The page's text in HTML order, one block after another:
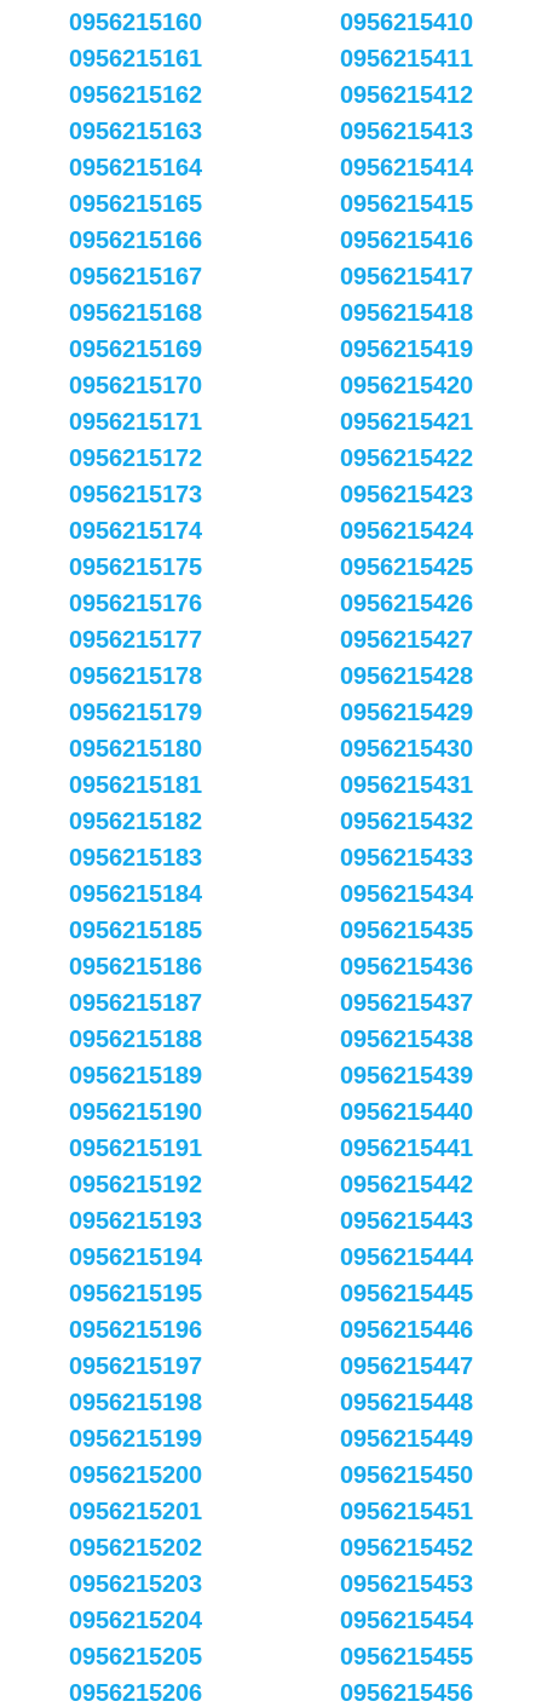
0956215160
0956215161
0956215162
0956215163
0956215164
0956215165
0956215166
0956215167
0956215168
0956215169
0956215170
0956215171
0956215172
0956215173
0956215174
0956215175
0956215176
0956215177
0956215178
0956215179
0956215180
0956215181
0956215182
0956215183
0956215184
0956215185
0956215186
0956215187
0956215188
0956215189
0956215190
0956215191
0956215192
0956215193
0956215194
0956215195
0956215196
0956215197
0956215198
0956215199
0956215200
0956215201
0956215202
0956215203
0956215204
0956215205
0956215206
0956215410
0956215411
0956215412
0956215413
0956215414
0956215415
0956215416
0956215417
0956215418
0956215419
0956215420
0956215421
0956215422
0956215423
0956215424
0956215425
0956215426
0956215427
0956215428
0956215429
0956215430
0956215431
0956215432
0956215433
0956215434
0956215435
0956215436
0956215437
0956215438
0956215439
0956215440
0956215441
0956215442
0956215443
0956215444
0956215445
0956215446
0956215447
0956215448
0956215449
0956215450
0956215451
0956215452
0956215453
0956215454
0956215455
0956215456